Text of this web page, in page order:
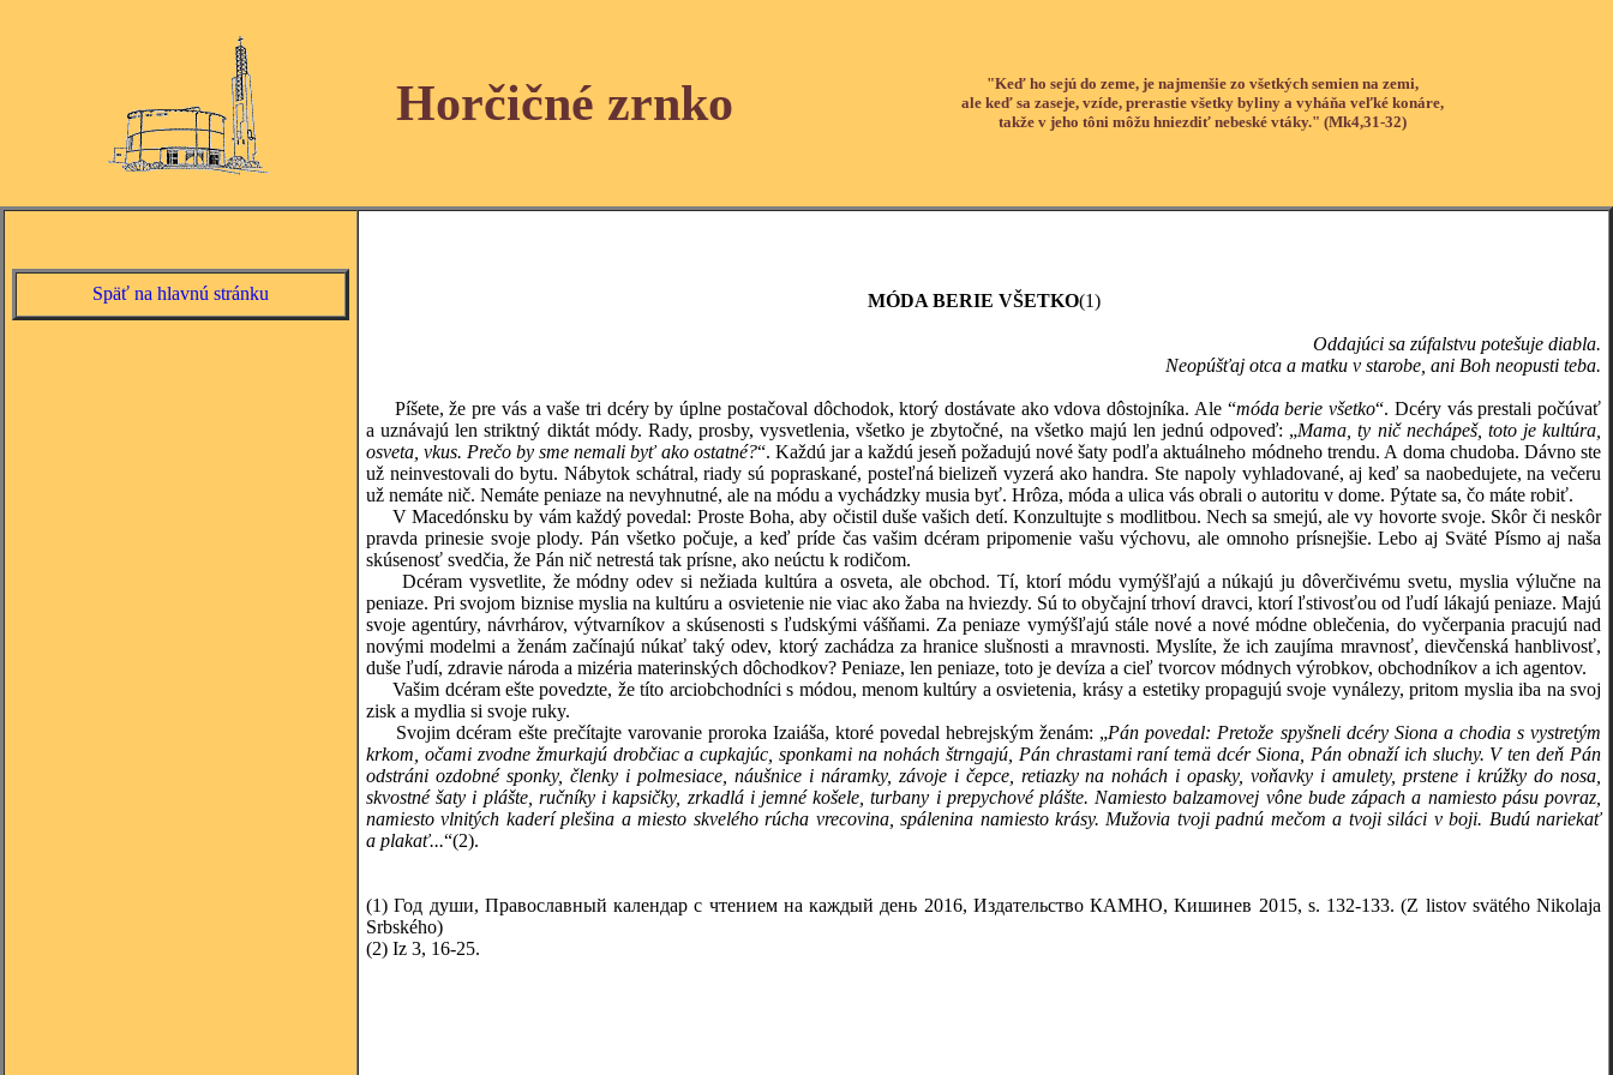
Horčičné zrnko
"Keď ho sejú do zeme, je najmenšie zo všetkých semien na zemi,
ale keď sa zaseje, vzíde, prerastie všetky byliny a vyháňa veľké konáre,
takže v jeho tôni môžu hniezdiť nebeské vtáky." (Mk4,31-32)
Späť na hlavnú stránku MÓDA BERIE VŠETKO(1)
Oddajúci sa zúfalstvu potešuje diabla.
Neopúšťaj otca a matku v starobe, ani Boh neopusti teba.
Píšete, že pre vás a vaše tri dcéry by úplne postačoval dôchodok, ktorý dostávate ako vdova dôstojníka. Ale “móda berie všetko“. Dcéry vás prestali počúvať
a uznávajú len striktný diktát módy. Rady, prosby, vysvetlenia, všetko je zbytočné, na všetko majú len jednú odpoveď: „Mama, ty nič nechápeš, toto je kultúra,
osveta, vkus. Prečo by sme nemali byť ako ostatné?“. Každú jar a každú jeseň požadujú nové šaty podľa aktuálneho módneho trendu. A doma chudoba. Dávno ste
už neinvestovali do bytu. Nábytok schátral, riady sú popraskané, posteľná bielizeň vyzerá ako handra. Ste napoly vyhladované, aj keď sa naobedujete, na večeru
už nemáte nič. Nemáte peniaze na nevyhnutné, ale na módu a vychádzky musia byť. Hrôza, móda a ulica vás obrali o autoritu v dome. Pýtate sa, čo máte robiť.
V Macedónsku by vám každý povedal: Proste Boha, aby očistil duše vašich detí. Konzultujte s modlitbou. Nech sa smejú, ale vy hovorte svoje. Skôr či neskôr
pravda prinesie svoje plody. Pán všetko počuje, a keď príde čas vašim dcéram pripomenie vašu výchovu, ale omnoho prísnejšie. Lebo aj Sväté Písmo aj naša
skúsenosť svedčia, že Pán nič netrestá tak prísne, ako neúctu k rodičom.
Dcéram vysvetlite, že módny odev si nežiada kultúra a osveta, ale obchod. Tí, ktorí módu vymýšľajú a núkajú ju dôverčivému svetu, myslia výlučne na
peniaze. Pri svojom biznise myslia na kultúru a osvietenie nie viac ako žaba na hviezdy. Sú to obyčajní trhoví dravci, ktorí ľstivosťou od ľudí lákajú peniaze. Majú
svoje agentúry, návrhárov, výtvarníkov a skúsenosti s ľudskými vášňami. Za peniaze vymýšľajú stále nové a nové módne oblečenia, do vyčerpania pracujú nad
novými modelmi a ženám začínajú núkať taký odev, ktorý zachádza za hranice slušnosti a mravnosti. Myslíte, že ich zaujíma mravnosť, dievčenská hanblivosť,
duše ľudí, zdravie národa a mizéria materinských dôchodkov? Peniaze, len peniaze, toto je devíza a cieľ tvorcov módnych výrobkov, obchodníkov a ich agentov.
Vašim dcéram ešte povedzte, že títo arciobchodníci s módou, menom kultúry a osvietenia, krásy a estetiky propagujú svoje vynálezy, pritom myslia iba na svoj
zisk a mydlia si svoje ruky.
Svojim dcéram ešte prečítajte varovanie proroka Izaiáša, ktoré povedal hebrejským ženám: „Pán povedal: Pretože spyšneli dcéry Siona a chodia s vystretým
krkom, očami zvodne žmurkajú drobčiac a cupkajúc, sponkami na nohách štrngajú, Pán chrastami raní temä dcér Siona, Pán obnaží ich sluchy. V ten deň Pán
odstráni ozdobné sponky, členky i polmesiace, náušnice i náramky, závoje i čepce, retiazky na nohách i opasky, voňavky i amulety, prstene i krúžky do nosa,
skvostné šaty i plášte, ručníky i kapsičky, zrkadlá i jemné košele, turbany i prepychové plášte. Namiesto balzamovej vône bude zápach a namiesto pásu povraz,
namiesto vlnitých kaderí plešina a miesto skvelého rúcha vrecovina, spálenina namiesto krásy. Mužovia tvoji padnú mečom a tvoji siláci v boji. Budú nariekať
a plakať...“(2).
(1) Год души, Православный календар с чтением на каждый день 2016, Издательство КАМНО, Кишинев 2015, s. 132-133. (Z listov svätého Nikolaja
Srbského)
(2) Iz 3, 16-25.